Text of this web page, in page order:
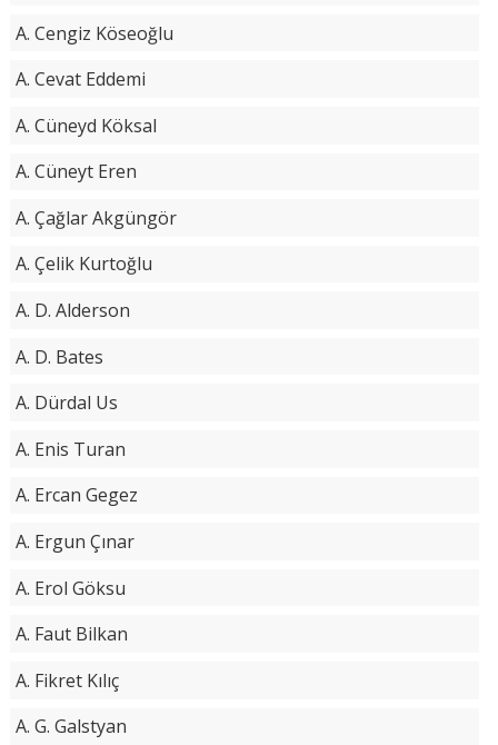
A. Cengiz Köseoğlu
A. Cevat Eddemi
A. Cüneyd Köksal
A. Cüneyt Eren
A. Çağlar Akgüngör
A. Çelik Kurtoğlu
A. D. Alderson
A. D. Bates
A. Dürdal Us
A. Enis Turan
A. Ercan Gegez
A. Ergun Çınar
A. Erol Göksu
A. Faut Bilkan
A. Fikret Kılıç
A. G. Galstyan